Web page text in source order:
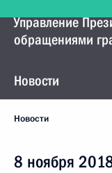
Управление
обращениями
Новости
Новости
8 ноября